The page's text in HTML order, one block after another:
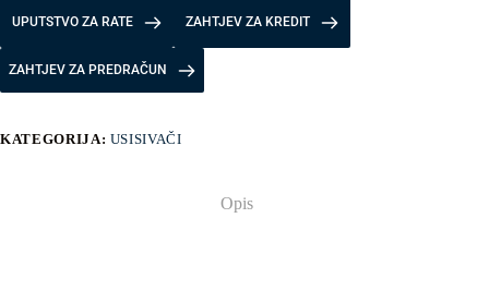
UPUTSTVO ZA RATE ZAHTJEV ZA KREDIT
ZAHTJEV ZA PREDRAČUN
KATEGORIJA: USISIVAČI
Opis